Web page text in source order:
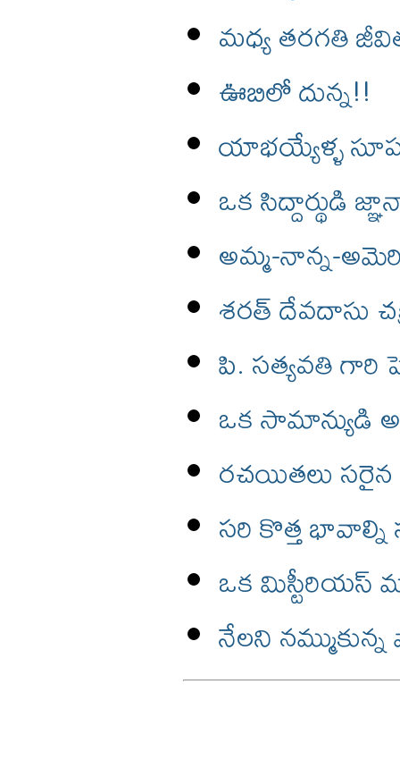
మధ్య తరగతి
ఊబిలో దున్న!!
యాభయ్యేళ్ళ
ఒక సిద్దార్థుడి
అమ్మ-నాన్న-
శరత్ దేవదాసు
పి. సత్యవతి గారి
ఒక
రచయితలు
సరి కొత్త భావాల్ని
ఒక మిస్టీరియస్
నేలని